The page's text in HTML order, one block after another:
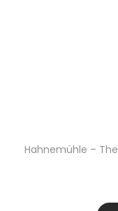
Hahnemühle –